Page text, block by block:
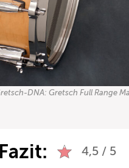
DNA: Gretsch Full Range
4,5 / 5